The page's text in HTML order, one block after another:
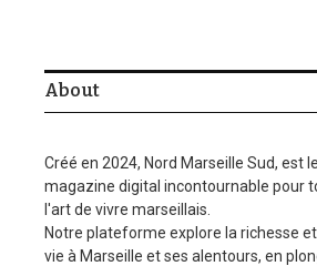
About
Créé en 2024, Nord Marseille Sud, est
magazine digital incontournable pour
l'art de vivre marseillais.
Notre plateforme explore la richesse
vie à Marseille et ses alentours, en